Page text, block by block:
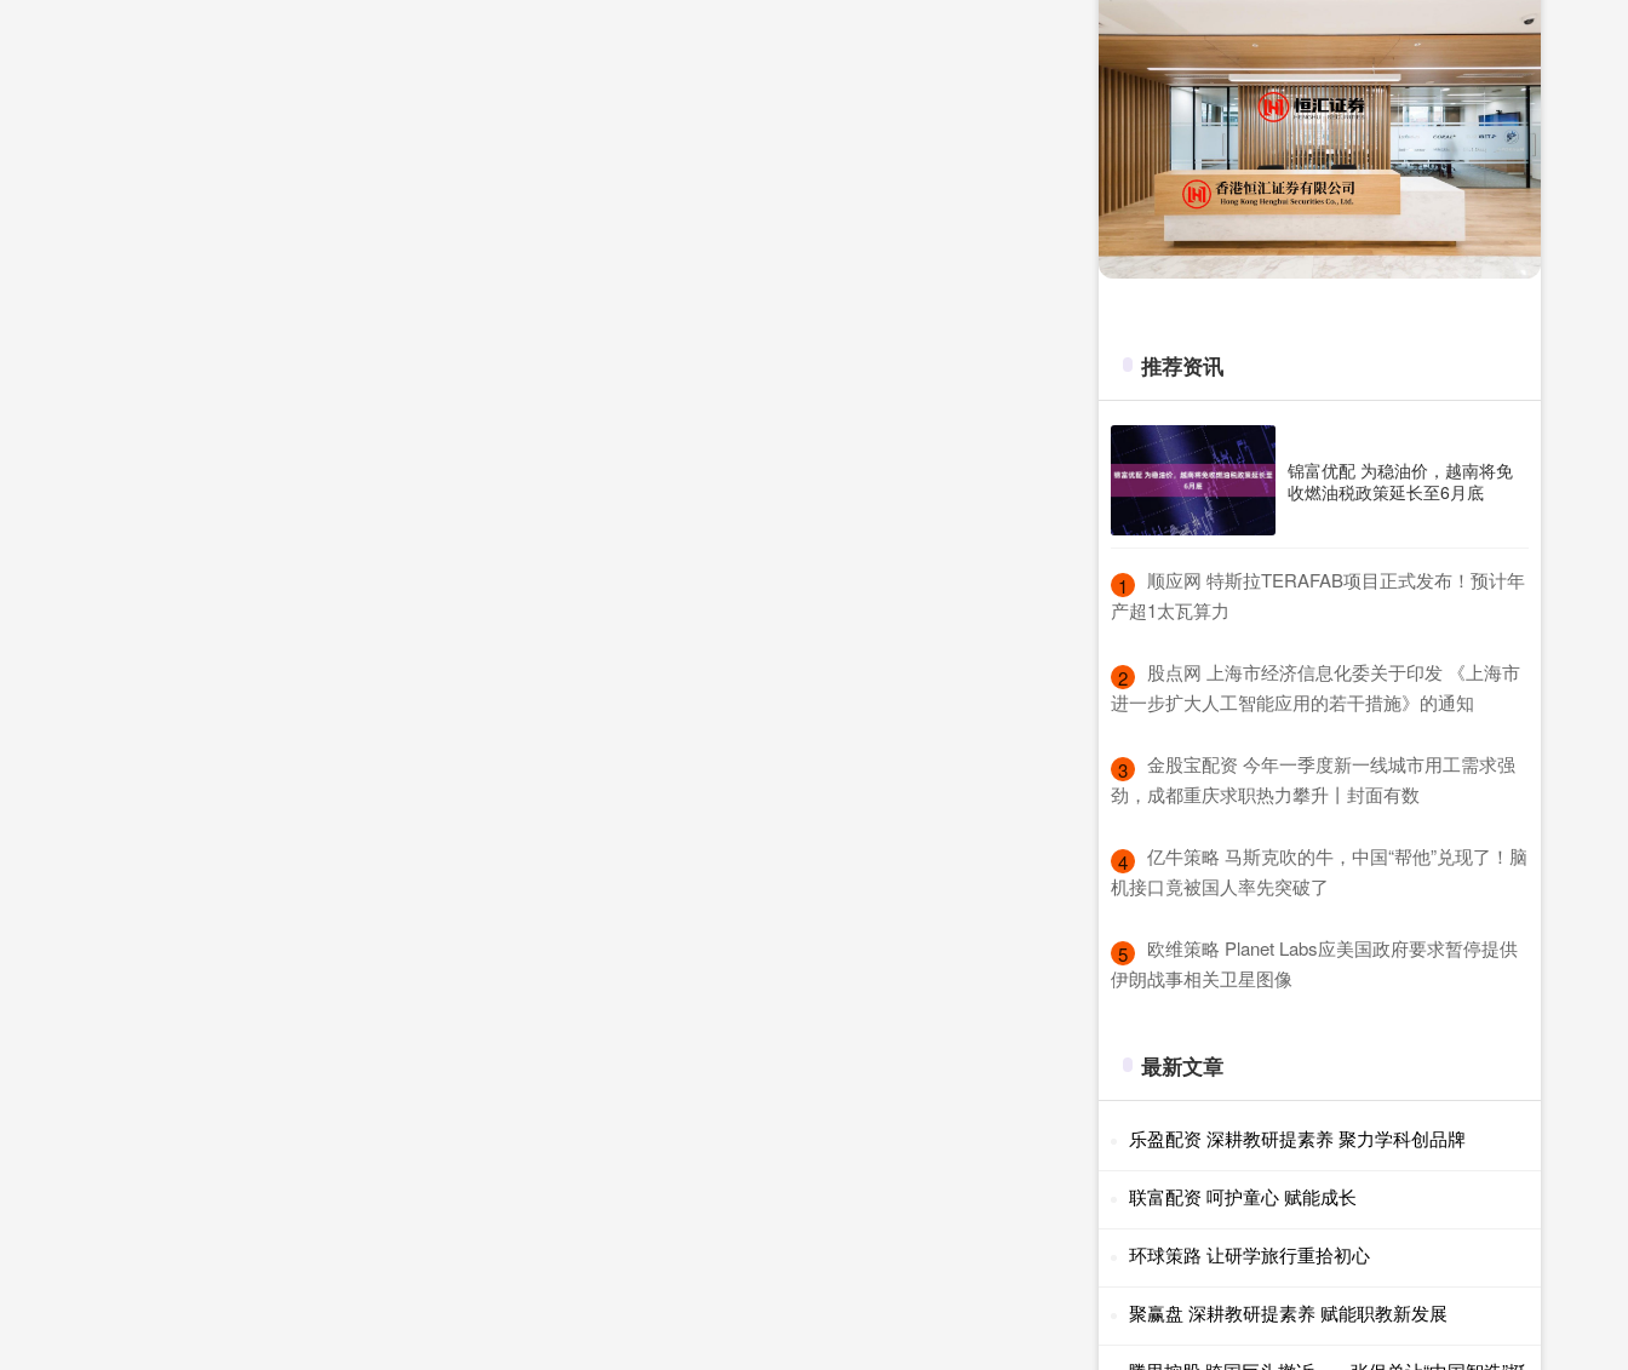
推荐资讯
锦富优配 为稳油价，越南将免
收燃油税政策延长至6月底
1
​顺应网 特斯拉TERAFAB项目正式发布！预计年
产超1太瓦算力
2
​股点网 上海市经济信息化委关于印发 《上海市
进一步扩大人工智能应用的若干措施》的通知
3
​金股宝配资 今年一季度新一线城市用工需求强
劲，成都重庆求职热力攀升丨封面有数
4
​亿牛策略 马斯克吹的牛，中国“帮他”兑现了！脑
机接口竟被国人率先突破了
5
​欧维策略 Planet Labs应美国政府要求暂停提供
伊朗战事相关卫星图像
最新文章
乐盈配资 深耕教研提素养 聚力学科创品牌
联富配资 呵护童心 赋能成长
环球策路 让研学旅行重拾初心
聚赢盘 深耕教研提素养 赋能职教新发展